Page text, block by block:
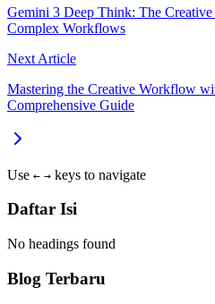
Gemini 3 Deep Think: The Creative
Complex Workflows
Next Article
Mastering the Creative Workflow
Comprehensive Guide
Use ← → keys to navigate
Daftar Isi
No headings found
Blog Terbaru